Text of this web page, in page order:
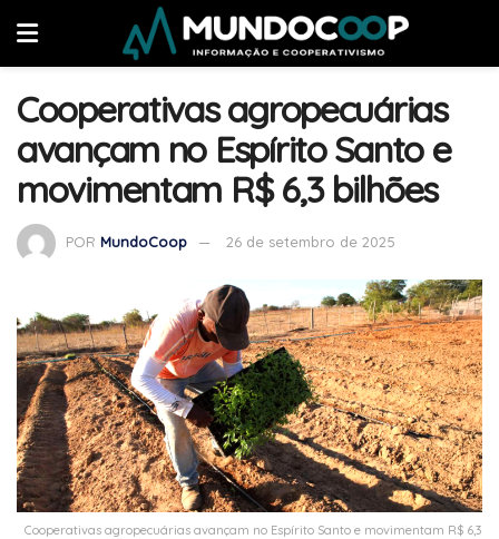
Cooperativas agropecuárias
avançam no Espírito Santo e
movimentam R$ 6,3 bilhões
POR MundoCoop 26 de setembro de 2025
Cooperativas agropecuárias avançam no Espírito Santo e movimentam R$ 6,3